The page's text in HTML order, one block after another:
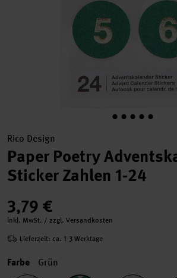
Rico Design
Paper Poetry
Sticker Zahlen 1-24
3,79 €
inkl. MwSt. / zzgl. Versandkosten
Lieferzeit: ca. 1-3 Werktage
Farbe Grün